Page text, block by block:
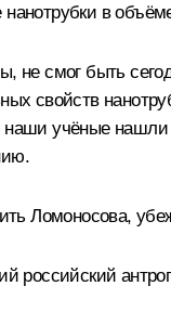
в
смог быть
свойств
учёные нашли
Ломоносова,
российский